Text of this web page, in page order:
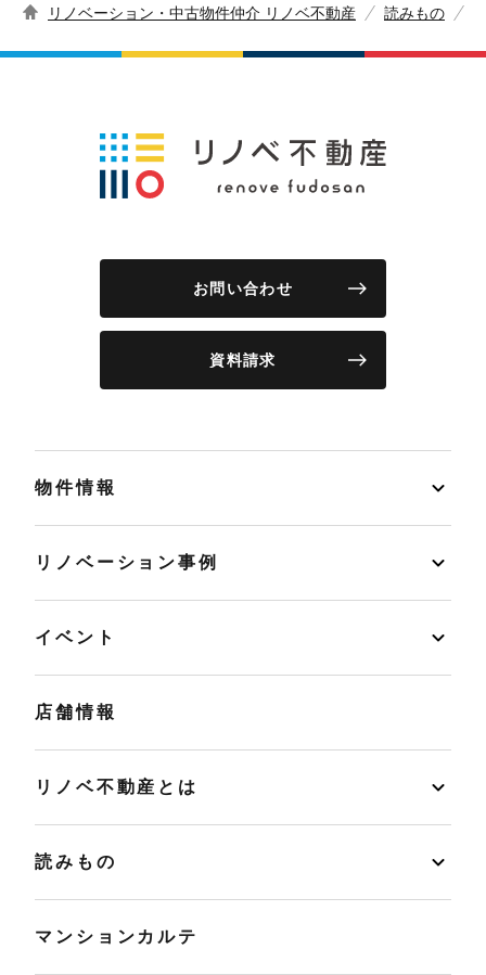
リノベーション・中古物件仲介 リノベ不動産 読みもの
お問い合わせ
資料請求
物件情報
リノベーション事例
イベント
店舗情報
リノベ不動産とは
読みもの
マンションカルテ